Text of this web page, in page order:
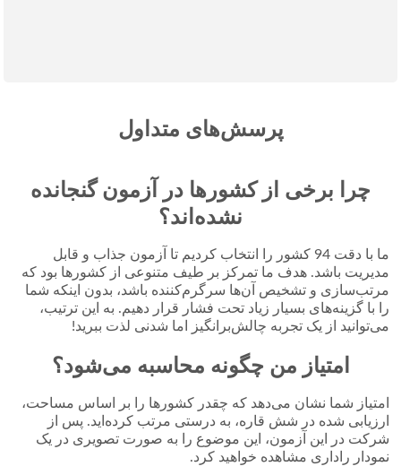
پرسش‌های متداول
چرا برخی از کشورها در آزمون گنجانده
نشده‌اند؟
ما با دقت 94 کشور را انتخاب کردیم تا آزمون جذاب و قابل
مدیریت باشد. هدف ما تمرکز بر طیف متنوعی از کشورها بود که
مرتب‌سازی و تشخیص آن‌ها سرگرم‌کننده باشد، بدون اینکه شما
را با گزینه‌های بسیار زیاد تحت فشار قرار دهیم. به این ترتیب،
می‌توانید از یک تجربه چالش‌برانگیز اما شدنی لذت ببرید!
امتیاز من چگونه محاسبه می‌شود؟
امتیاز شما نشان می‌دهد که چقدر کشورها را بر اساس مساحت،
ارزیابی شده در شش قاره، به درستی مرتب کرده‌اید. پس از
شرکت در این آزمون، این موضوع را به صورت تصویری در یک
نمودار راداری مشاهده خواهید کرد.